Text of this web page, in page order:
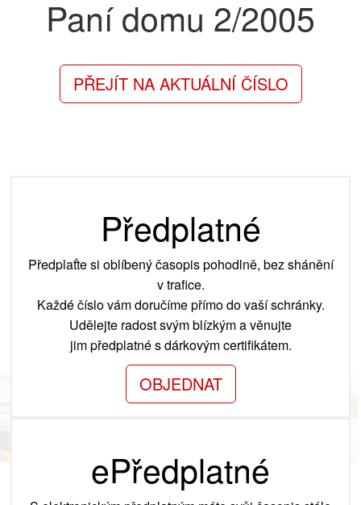
Paní domu 2/2005
PŘEJÍT NA AKTUÁLNÍ ČÍSLO
Předplatné
Předplaťte si oblíbený časopis pohodlně, bez shánění
v trafice.
Každé číslo vám doručíme přímo do vaší schránky.
Udělejte radost svým blízkým a věnujte
jim předplatné s dárkovým certifikátem.
OBJEDNAT
ePředplatné